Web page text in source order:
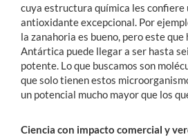
cuya estructura química les confiere
antioxidante excepcional. Por
la zanahoria es bueno, pero este que
Antártica puede llegar a ser hasta
potente. Lo que buscamos son
que solo tienen estos
un potencial mucho mayor que los
Ciencia con impacto comercial y